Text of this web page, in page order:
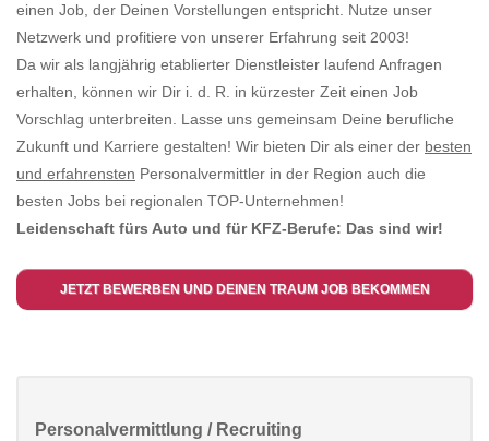
einen Job, der Deinen Vorstellungen entspricht. Nutze unser
Netzwerk und profitiere von unserer Erfahrung seit 2003!
Da wir als langjährig etablierter Dienstleister laufend Anfragen
erhalten, können wir Dir i. d. R. in kürzester Zeit einen Job
Vorschlag unterbreiten. Lasse uns gemeinsam Deine berufliche
Zukunft und Karriere gestalten! Wir bieten Dir als einer der besten
und erfahrensten Personalvermittler in der Region auch die
besten Jobs bei regionalen TOP-Unternehmen!
Leidenschaft fürs Auto und für KFZ-Berufe: Das sind wir!
JETZT BEWERBEN UND DEINEN TRAUM JOB BEKOMMEN
Personalvermittlung / Recruiting